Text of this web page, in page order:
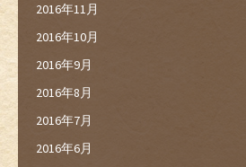
2016年11月
2016年10月
2016年9月
2016年8月
2016年7月
2016年6月